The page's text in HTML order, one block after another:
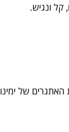
קל ונגיש.
של ימינו